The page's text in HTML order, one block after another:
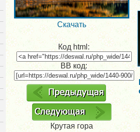
Скачать
Код html:
BB код:
Крутая гора